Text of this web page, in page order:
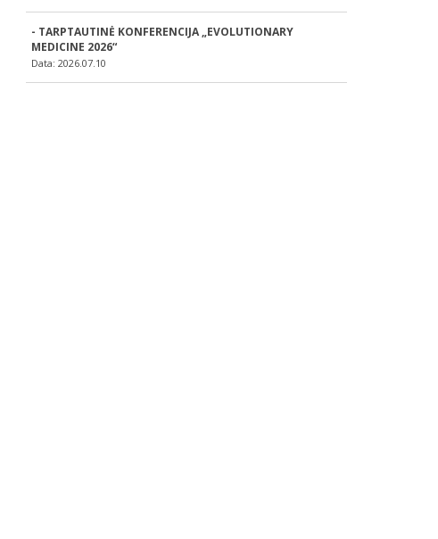
- TARPTAUTINĖ KONFERENCIJA „EVOLUTIONARY
MEDICINE 2026“
Data: 2026.07.10